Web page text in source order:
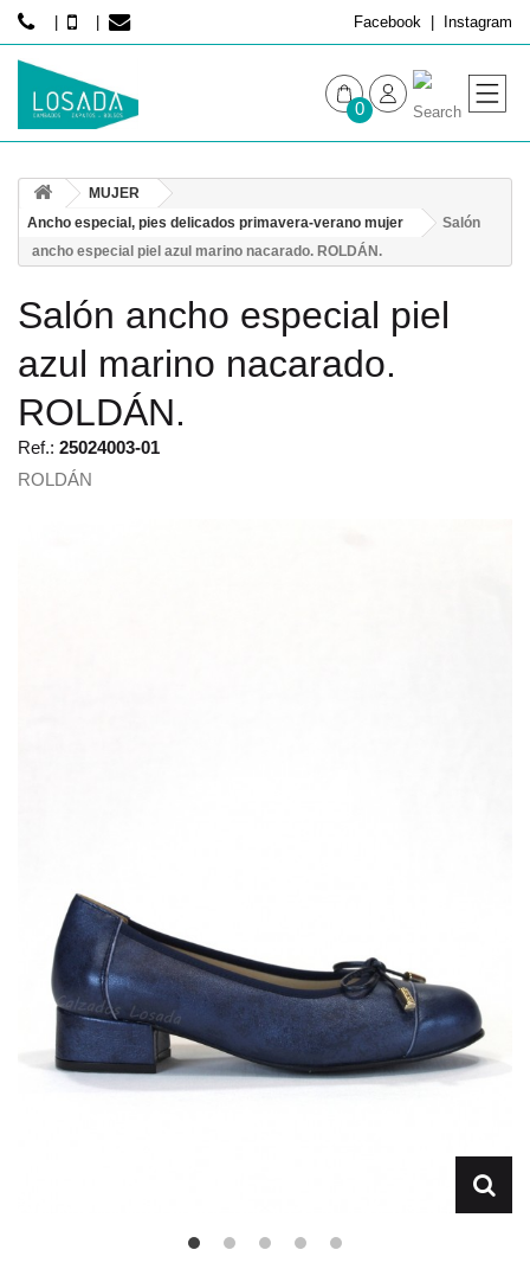
Facebook Instagram
0
HOMBRE
MUJER
Ancho especial, pies delicados primavera-verano mujer
Salón
ancho especial piel azul marino nacarado. ROLDÁN.
Salón ancho especial piel
azul marino nacarado.
ROLDÁN.
Ref.: 25024003-01
ROLDÁN